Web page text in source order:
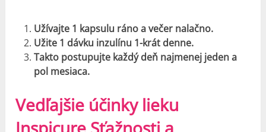
Užívajte 1 kapsulu ráno a večer nalačno.
Užite 1 dávku inzulínu 1-krát denne.
Takto postupujte každý deň najmenej jeden a
pol mesiaca.
Vedľajšie účinky lieku